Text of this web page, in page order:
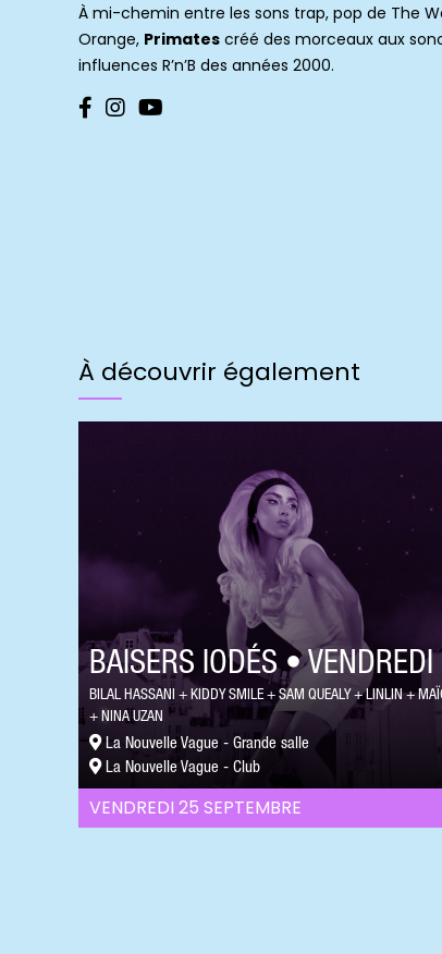
À mi-chemin entre les sons trap, pop de The
Orange, Primates créé des morceaux aux
influences R’n’B des années 2000.
À découvrir également
VENDREDI 25 SEPTEMBRE
BAISERS IODÉS • VENDREDI
BILAL HASSANI KIDDY SMILE SAM QUEALY LINLIN
NINA UZAN
La Nouvelle Vague - Grande salle
La Nouvelle Vague - Club